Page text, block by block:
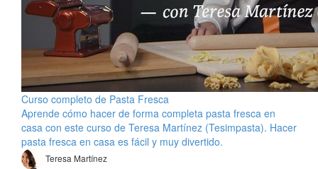
Curso completo de Pasta Fresca
Aprende cómo hacer de forma completa pasta fresca en
casa con este curso de Teresa Martínez (Tesimpasta). Hacer
pasta fresca en casa es fácil y muy divertido.
Teresa Martínez